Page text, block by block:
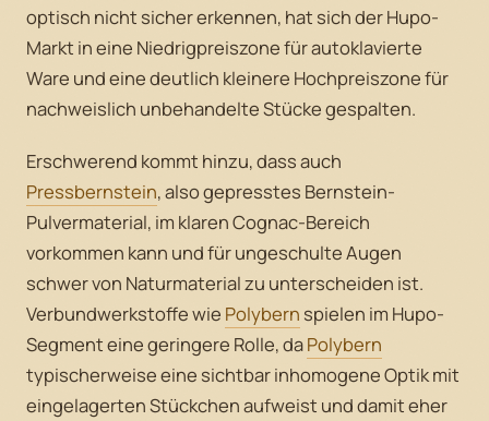
optisch nicht sicher erkennen, hat sich der Hupo-
Markt in eine Niedrigpreiszone für autoklavierte
Ware und eine deutlich kleinere Hochpreiszone für
nachweislich unbehandelte Stücke gespalten.
Erschwerend kommt hinzu, dass auch
Pressbernstein, also gepresstes Bernstein-
Pulvermaterial, im klaren Cognac-Bereich
vorkommen kann und für ungeschulte Augen
schwer von Naturmaterial zu unterscheiden ist.
Verbundwerkstoffe wie Polybern spielen im Hupo-
Segment eine geringere Rolle, daPolybern
typischerweise eine sichtbar inhomogene Optik mit
eingelagerten Stückchen aufweist und damit eher